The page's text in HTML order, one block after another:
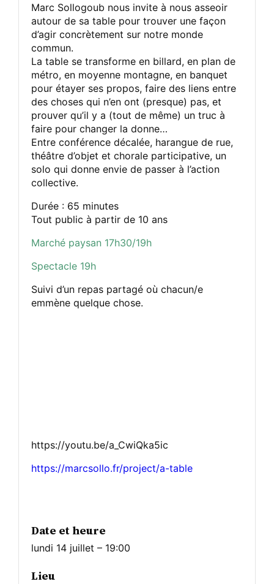
Marc Sollogoub nous invite à nous asseoir
autour de sa table pour trouver une façon
d’agir concrètement sur notre monde
commun.
La table se transforme en billard, en plan de
métro, en moyenne montagne, en banquet
pour étayer ses propos, faire des liens entre
des choses qui n’en ont (presque) pas, et
prouver qu’il y a (tout de même) un truc à
faire pour changer la donne…
Entre conférence décalée, harangue de rue,
théâtre d’objet et chorale participative, un
solo qui donne envie de passer à l’action
collective.
Durée : 65 minutes
Tout public à partir de 10 ans
Marché paysan 17h30/19h
Spectacle 19h
Suivi d’un repas partagé où chacun/e
emmène quelque chose.
https://youtu.be/a_CwiQka5ic
https://marcsollo.fr/project/a-table
Date et heure
lundi 14 juillet – 19:00
Lieu